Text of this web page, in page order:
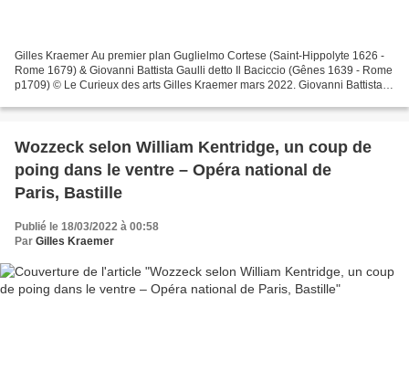
Gilles Kraemer Au premier plan Guglielmo Cortese (Saint-Hippolyte 1626 -
Rome 1679) & Giovanni Battista Gaulli detto Il Baciccio (Gênes 1639 - Rome
p1709) © Le Curieux des arts Gilles Kraemer mars 2022. Giovanni Battista
Wozzeck selon William Kentridge, un coup de
poing dans le ventre – Opéra national de
Paris, Bastille
Publié le 18/03/2022 à 00:58
Par Gilles Kraemer